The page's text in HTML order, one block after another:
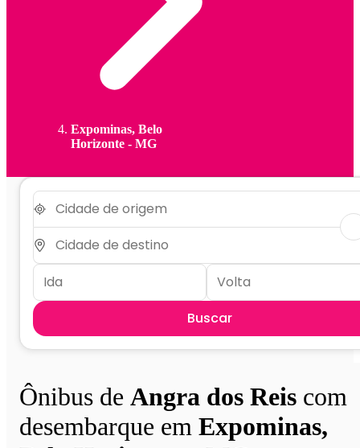
Expominas, Belo
Horizonte - MG
Buscar
Ônibus de Angra dos Reis com
desembarque em Expominas,